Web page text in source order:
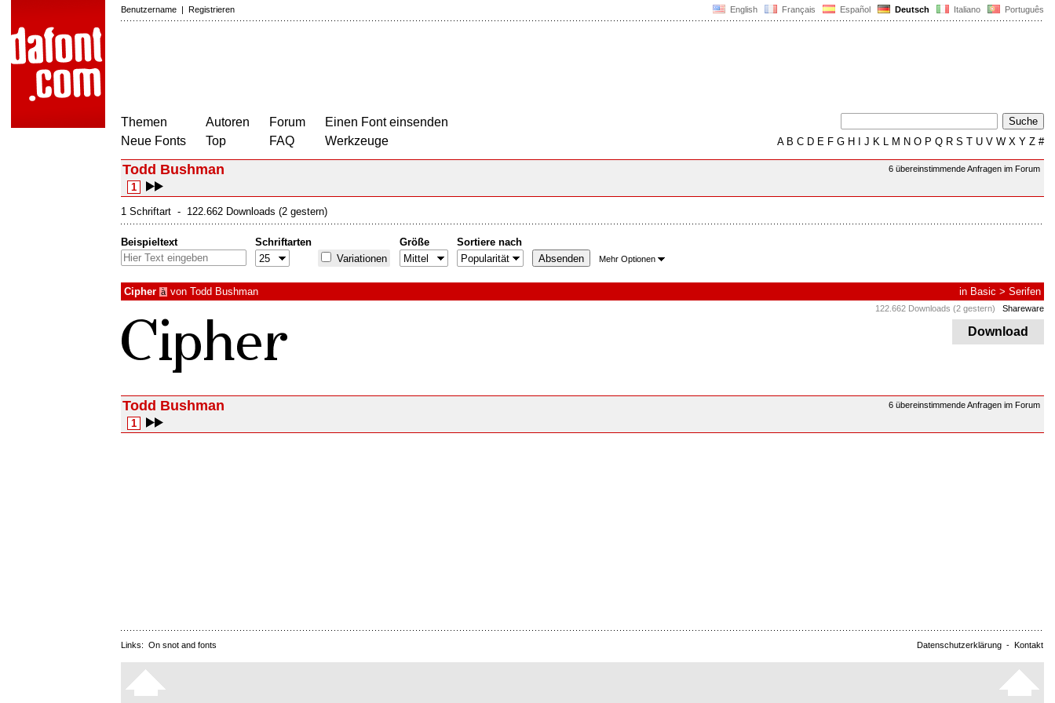
English Français Español Deutsch Italiano Português
Benutzername | Registrieren
Themen
Neue Fonts
Autoren
Top
Forum
FAQ
Einen Font einsenden
Werkzeuge
AB C D E F G H J K L M N O P Q R S T U V W X Y Z #
6 übereinstimmende Anfragen im Forum
Todd Bushman
1
1 Schriftart - 122.662 Downloads (2 gestern)
Beispieltext
Schriftarten
Variationen
Größe Sortiere nach
Mehr Optionen
Cipher à von Todd Bushman in Basic > Serifen
122.662 Downloads (2 gestern) Shareware
Download
6 übereinstimmende Anfragen im Forum
Todd Bushman
1
Datenschutzerklärung - Kontakt
Links: On snot and fonts